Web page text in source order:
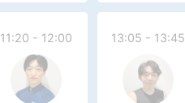
11:20 - 12:00 13:05 - 13:45